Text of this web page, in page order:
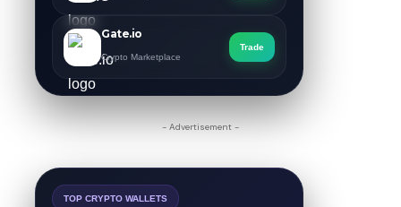
Gate.io
Crypto Marketplace
Trade
- Advertisement -
TOP CRYPTO WALLETS